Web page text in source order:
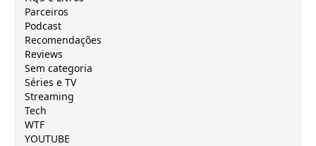
Parceiros
Podcast
Recomendações
Reviews
Sem categoria
Séries e TV
Streaming
Tech
WTF
YOUTUBE